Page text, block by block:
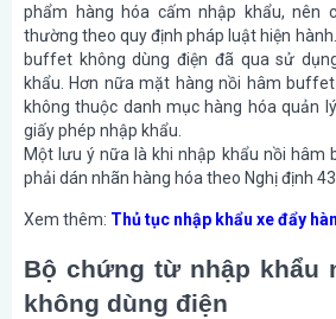
phẩm hàng hóa cấm nhập khẩu, nên
thường theo quy định pháp luật hiện
buffet không dùng điện đã qua sử
khẩu. Hơn nữa mặt hàng nồi hâm
không thuộc danh mục hàng hóa quản
giấy phép nhập khẩu.
Một lưu ý nữa là khi nhập khẩu nồi hâm
phải dán nhãn hàng hóa theo Nghị định
Xem thêm: Thủ tục nhập khẩu xe đẩy
Bộ chứng từ nhập khẩu
không dùng điện